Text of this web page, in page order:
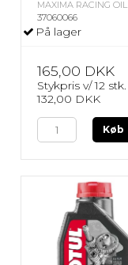
MAXIMA RACING OIL
37060066
På lager
165,00 DKK
Stykpris v/ 12 stk.
132,00 DKK
Køb